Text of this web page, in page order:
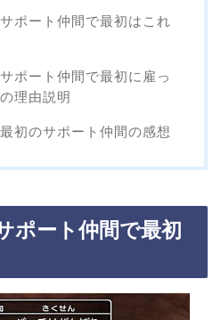
ポート仲間で最初はこれ
ポート仲間で最初に雇っ
理由説明
初のサポート仲間の感想
ポート仲間で最初